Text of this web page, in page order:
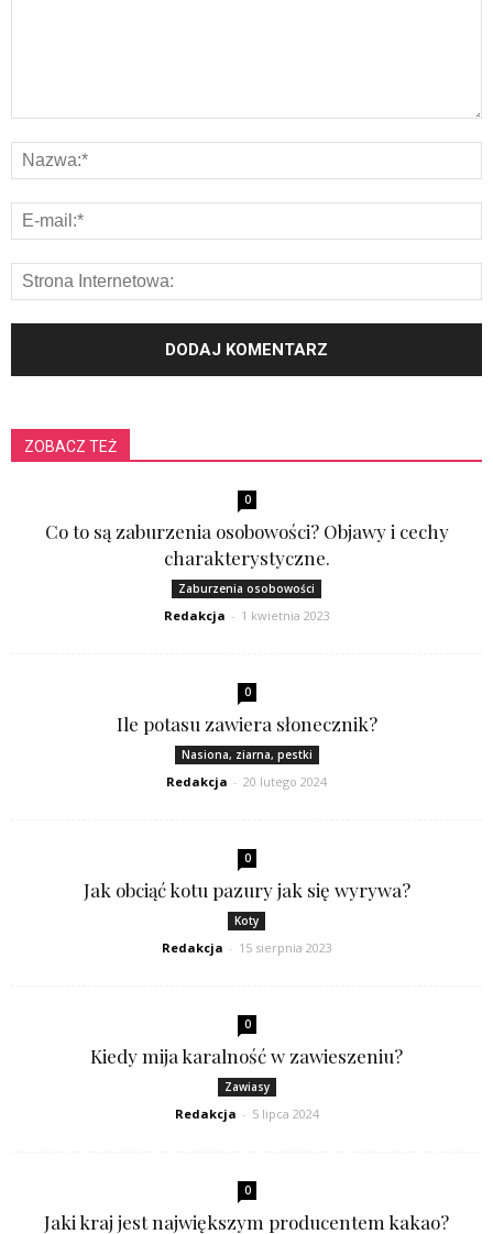
ZOBACZ TEŻ
0
Co to są zaburzenia osobowości? Objawy i cechy
charakterystyczne.
Zaburzenia osobowości
Redakcja - 1 kwietnia 2023
0
Ile potasu zawiera słonecznik?
Nasiona, ziarna, pestki
Redakcja - 20 lutego 2024
0
Jak obciąć kotu pazury jak się wyrywa?
Koty
Redakcja - 15 sierpnia 2023
0
Kiedy mija karalność w zawieszeniu?
Zawiasy
Redakcja - 5 lipca 2024
0
Jaki kraj jest największym producentem kakao?